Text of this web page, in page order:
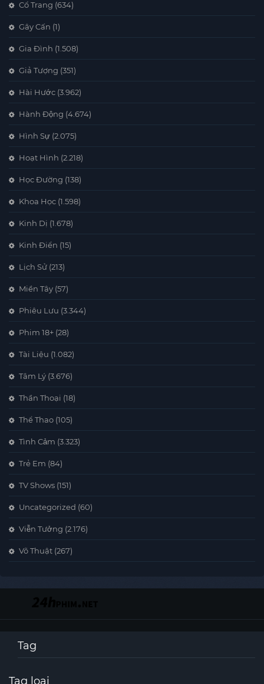
Cổ Trang (634)
Gây Cấn (1)
Gia Đình (1.508)
Giả Tượng (351)
Hài Hước (3.962)
Hành Động (4.674)
Hình Sự (2.075)
Hoạt Hình (2.218)
Học Đường (138)
Khoa Học (1.598)
Kinh Dị (1.678)
Kinh Điển (15)
Lịch Sử (213)
Miền Tây (57)
Phiêu Lưu (3.344)
Phim 18+ (28)
Tài Liệu (1.082)
Tâm Lý (3.676)
Thần Thoại (18)
Thể Thao (105)
Tình Cảm (3.323)
Trẻ Em (84)
TV Shows (151)
Uncategorized (60)
Viễn Tưởng (2.176)
Võ Thuật (267)
Tag
Tag loại